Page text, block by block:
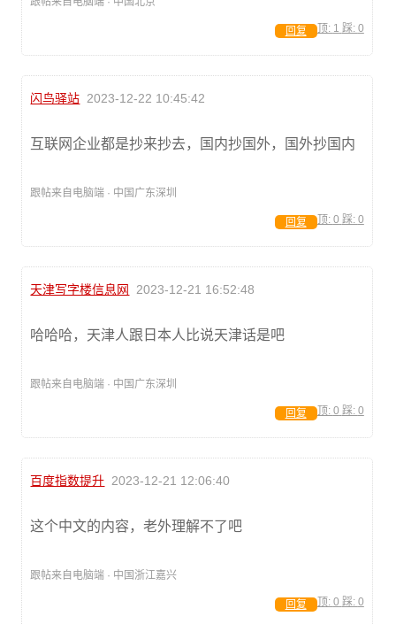
顶: 1 踩: 0
回复
闪鸟驿站 2023-12-22 10:45:42
互联网企业都是抄来抄去，国内抄国外，国外抄国内
跟帖来自电脑端 · 中国广东深圳
顶: 0 踩: 0
回复
天津写字楼信息网 2023-12-21 16:52:48
哈哈哈，天津人跟日本人比说天津话是吧
跟帖来自电脑端 · 中国广东深圳
顶: 0 踩: 0
回复
百度指数提升 2023-12-21 12:06:40
这个中文的内容，老外理解不了吧
跟帖来自电脑端 · 中国浙江嘉兴
顶: 0 踩: 0
回复